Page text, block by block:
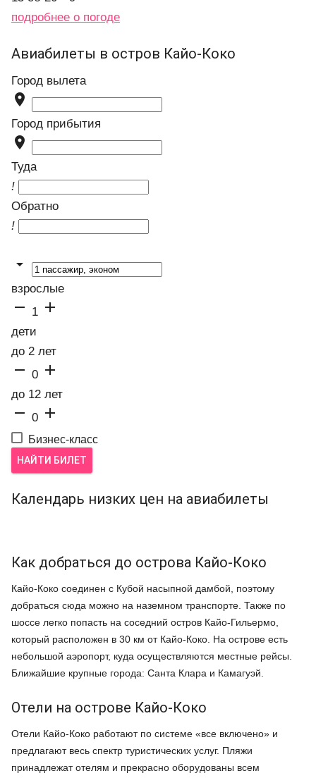
подробнее о погоде
Авиабилеты в остров Кайо-Коко
Город вылета

Город прибытия

Туда
!
Обратно
!

взрослые
 1 
дети
до 2 лет
 0 
до 12 лет
 0 
Бизнес-класс
НАЙТИ БИЛЕТ
Календарь низких цен на авиабилеты
Как добраться до острова Кайо-Коко
Кайо-Коко соединен с Кубой насыпной дамбой, поэтому
добраться сюда можно на наземном транспорте. Также по
шоссе легко попасть на соседний остров Кайо-Гильермо,
который расположен в 30 км от Кайо-Коко. На острове есть
небольшой аэропорт, куда осуществляются местные рейсы.
Ближайшие крупные города: Санта Клара и Камагуэй.
Отели на острове Кайо-Коко
Отели Кайо-Коко работают по системе «все включено» и
предлагают весь спектр туристических услуг. Пляжи
принадлежат отелям и прекрасно оборудованы всем